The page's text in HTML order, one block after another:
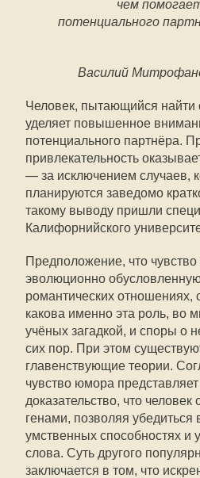
чем
потенциального
Василий
Человек, пытающийся найти
уделяет повышенное
потенциального партнёра.
привлекательность
— за исключением случаев,
планируются заведомо
такому выводу пришли
Калифорнийского
Предположение, что
эволюционно
романтических отношениях,
какова именно эта роль, во
учёных загадкой, и споры о
сих пор. При этом
главенствующие теории.
чувство юмора
доказательство, что
генами, позволяя убедиться
умственных способностях и
слова. Суть другого
заключается в том, что